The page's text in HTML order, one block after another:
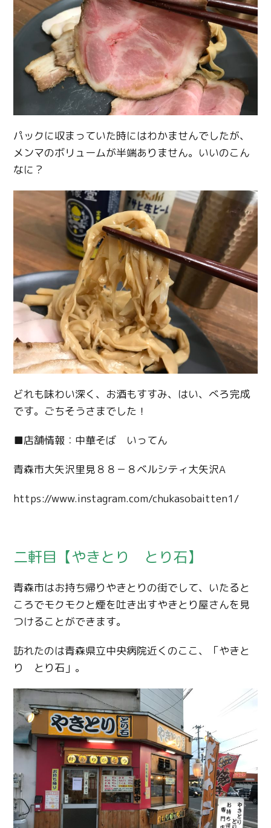
パックに収まっていた時にはわかませんでしたが、
メンマのボリュームが半端ありません。いいのこん
なに？
どれも味わい深く、お酒もすすみ、はい、べろ完成
です。ごちそうさまでした！
■店舗情報：中華そば いってん
青森市大矢沢里見８８－８ベルシティ大矢沢A
https://www.instagram.com/chukasobaitten1/
二軒目【やきとり とり石】
青森市はお持ち帰りやきとりの街でして、いたると
ころでモクモクと煙を吐き出すやきとり屋さんを見
つけることができます。
訪れたのは青森県立中央病院近くのここ、「やきと
り とり石」。